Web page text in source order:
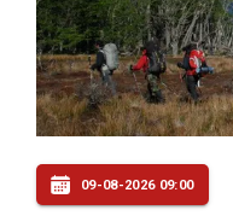
09-08-2026 09:00